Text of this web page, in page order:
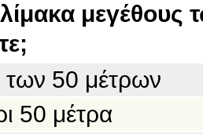
των 50 μέτρων
50 μέτρα